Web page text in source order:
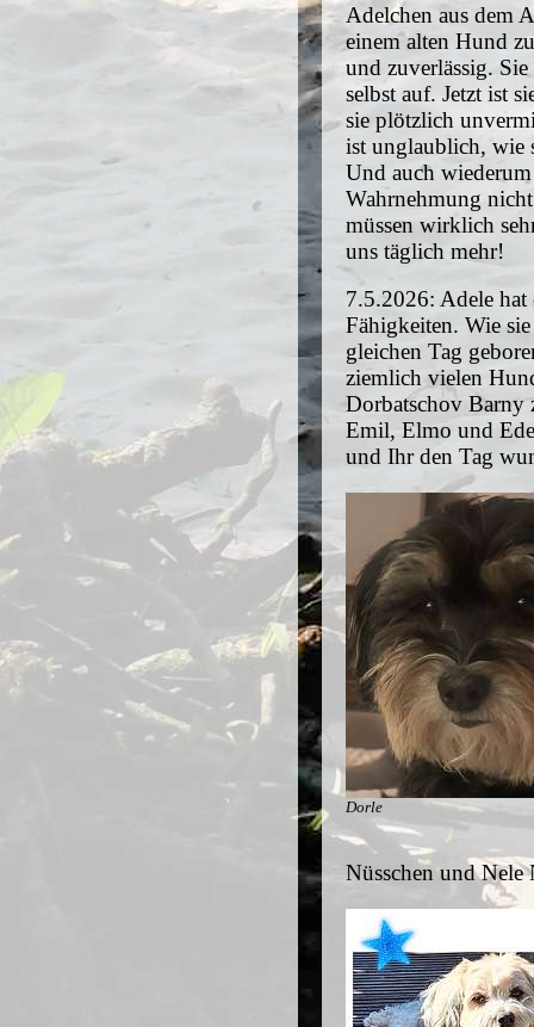
Adelchen aus dem
einem alten Hund
und zuverlässig.
selbst auf. Jetzt ist
sie plötzlich
ist unglaublich, wie
Und auch
Wahrnehmung
müssen wirklich
uns täglich mehr!
7.5.2026: Adele hat
Fähigkeiten. Wie
gleichen Tag
ziemlich vielen
Dorbatschov Barny
Emil, Elmo und
und Ihr den Tag
Dorle
Nüsschen und Nele